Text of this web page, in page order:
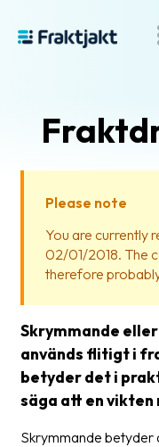
What
Help?
Please note
You are currently
02/01/2018. The
therefore
Skrymmande
används flitigt i
betyder det i
säga att en vikten
Skrymmande